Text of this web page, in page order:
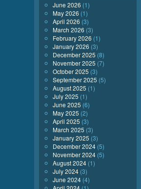
June 2026 (1)
May 2026 (1)
April 2026 (3)
March 2026 (3)
February 2026 (1)
January 2026 (3)
December 2025 (8)
November 2025 (7)
October 2025 (3)
September 2025 (5)
August 2025 (1)
July 2025 (1)
June 2025 (6)
May 2025 (2)
April 2025 (3)
March 2025 (3)
January 2025 (3)
December 2024 (5)
November 2024 (5)
August 2024 (1)
July 2024 (3)
June 2024 (4)